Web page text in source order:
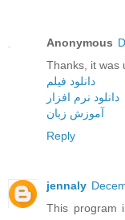
Anonymous
Thanks, it was
دانلود فیلم
دانلود نرم افزار
آموزش زبان
Reply
jennaly
This program